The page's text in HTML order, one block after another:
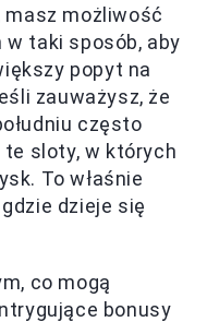
masz możliwość
taki sposób, aby
popyt na
zauważysz, że
często
te sloty, w których
To właśnie
dzieje się
co mogą
bonusy